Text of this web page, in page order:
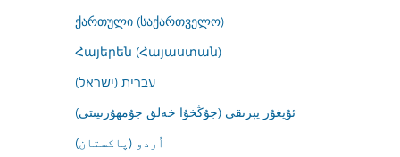
ქართული (საქართველო)
Հայերեն (Հայաստան)
עברית (ישראל)
ئۇيغۇر يېزىقى (جۇڭخۇا خەلق جۇمھۇرىيىتى)
اُردو (پاکستان)